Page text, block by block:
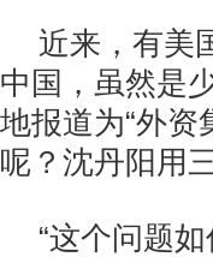
近来，有美
中国，虽然是
地报道为“外资
呢？沈丹阳用
“这个问题